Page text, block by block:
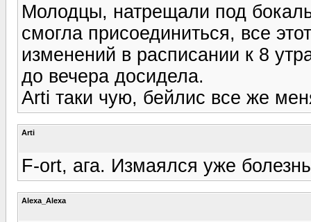
Молодцы, натрещали под
смогла присоединиться, все
изменений в расписании к 8
до вечера досидела.
Arti таки чую, бейлис все же
Arti
F-ort, ага. Измаялся уже
Alexa_Alexa